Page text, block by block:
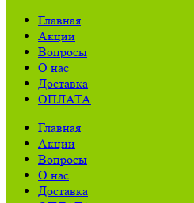
Главная
Акции
Вопросы
О нас
Доставка
ОПЛАТА
Главная
Акции
Вопросы
О нас
Доставка